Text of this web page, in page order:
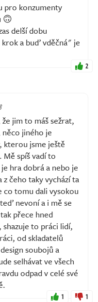
pro konzumenty
🙃
delší dobu
a buď vděčná" je
2
jim to máš sežrat,
jiného je
kterou jsme ještě
spíš vadí to
hra dobrá a nebo je
čeho taky vychází ta
co tomu dali vysokou
nevoní a i mě se
přece hned
shazuje to práci lidí,
od skladatelů
soubojů a
selhávat ve všech
odpad v celé své
1 1